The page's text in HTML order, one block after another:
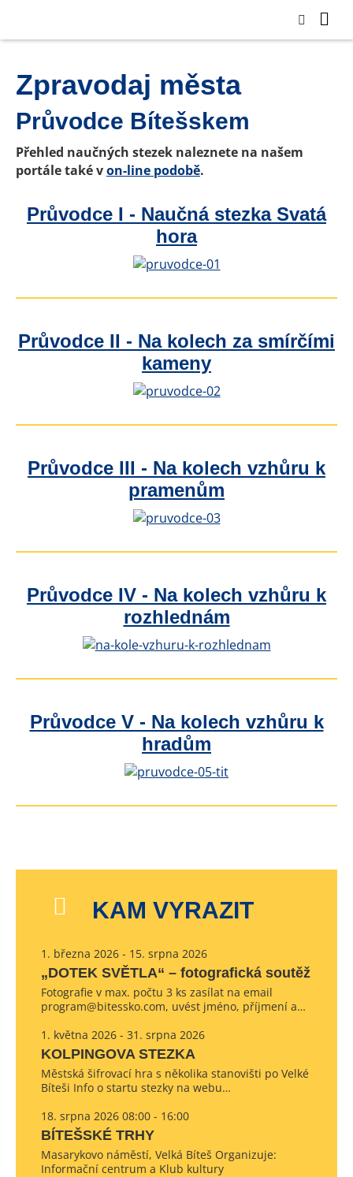
Zpravodaj města
Průvodce Bítešskem
Přehled naučných stezek naleznete na našem
portále také von-line podobě.
Průvodce I - Naučná stezka Svatá
hora
Průvodce II - Na kolech za smírčími
kameny
Průvodce III - Na kolech vzhůru k
pramenům
Průvodce IV - Na kolech vzhůru k
rozhlednám
Průvodce V - Na kolech vzhůru k
hradům
KAM VYRAZIT
1. března 2026 - 15. srpna 2026
„DOTEK SVĚTLA“ – fotografická soutěž
Fotografie v max. počtu 3 ks zasílat na email
program@bitessko.com, uvést jméno, příjmení a…
1. května 2026 - 31. srpna 2026
KOLPINGOVA STEZKA
Městská šifrovací hra s několika stanovišti po Velké
Bíteši Info o startu stezky na webu…
18. srpna 2026 08:00 - 16:00
BÍTEŠSKÉ TRHY
Masarykovo náměstí, Velká Bíteš Organizuje:
Informační centrum a Klub kultury